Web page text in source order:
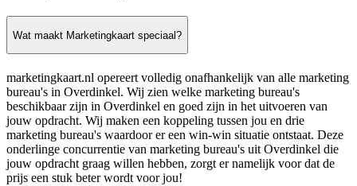
Wat maakt Marketingkaart speciaal?
marketingkaart.nl opereert volledig onafhankelijk van alle marketing
bureau's in Overdinkel. Wij zien welke marketing bureau's
beschikbaar zijn in Overdinkel en goed zijn in het uitvoeren van
jouw opdracht. Wij maken een koppeling tussen jou en drie
marketing bureau's waardoor er een win-win situatie ontstaat. Deze
onderlinge concurrentie van marketing bureau's uit Overdinkel die
jouw opdracht graag willen hebben, zorgt er namelijk voor dat de
prijs een stuk beter wordt voor jou!